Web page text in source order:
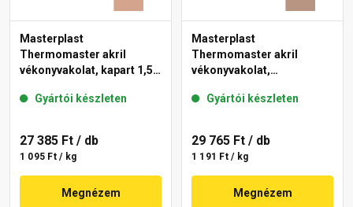
Masterplast
Thermomaster akril
vékonyvakolat, kapart 1,5
Gyártói készleten
27 385 Ft / db
1 095 Ft / kg
Megnézem
Masterplast
Thermomaster akril
vékonyvakolat,
09-C 25 kg
Gyártói készleten
29 765 Ft / db
1 191 Ft / kg
Megnézem